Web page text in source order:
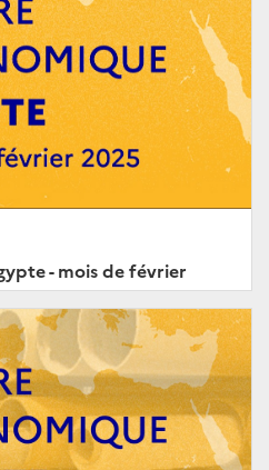
- mois de février